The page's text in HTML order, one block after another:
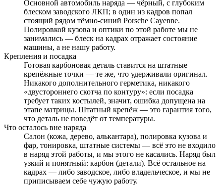
Основной автомобиль наряда — чёрный, с глубоким
блеском заводского ЛКП; в один из кадров попал
стоящий рядом тёмно-синий Porsche Cayenne.
Полировкой кузова и оптики по этой работе мы не
занимались — блеск на кадрах отражает состояние
машины, а не нашу работу.
Крепления и посадка
Готовая карбоновая деталь ставится на штатные
крепёжные точки — те же, что удерживали оригинал.
Никакого дополнительного герметика, никакого
«двустороннего скотча по контуру»: если посадка
требует таких костылей, значит, ошибка допущена на
этапе матрицы. Штатный крепёж — это гарантия того,
что деталь не поведёт от температуры.
Что осталось вне наряда
Салон (кожа, дерево, алькантара), полировка кузова и
фар, тонировка, штатные системы — всё это не входило
в наряд этой работы, и мы этого не касались. Наряд был
узкий и понятный: карбон (детали). Всё остальное на
кадрах — либо заводское, либо владельческое, и мы не
приписываем себе чужую работу.